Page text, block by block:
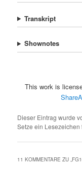
Transkript
Shownotes
This work is
Dieser Eintrag wurde
Setze ein Lesezeichen
11 KOMMENTARE ZU „